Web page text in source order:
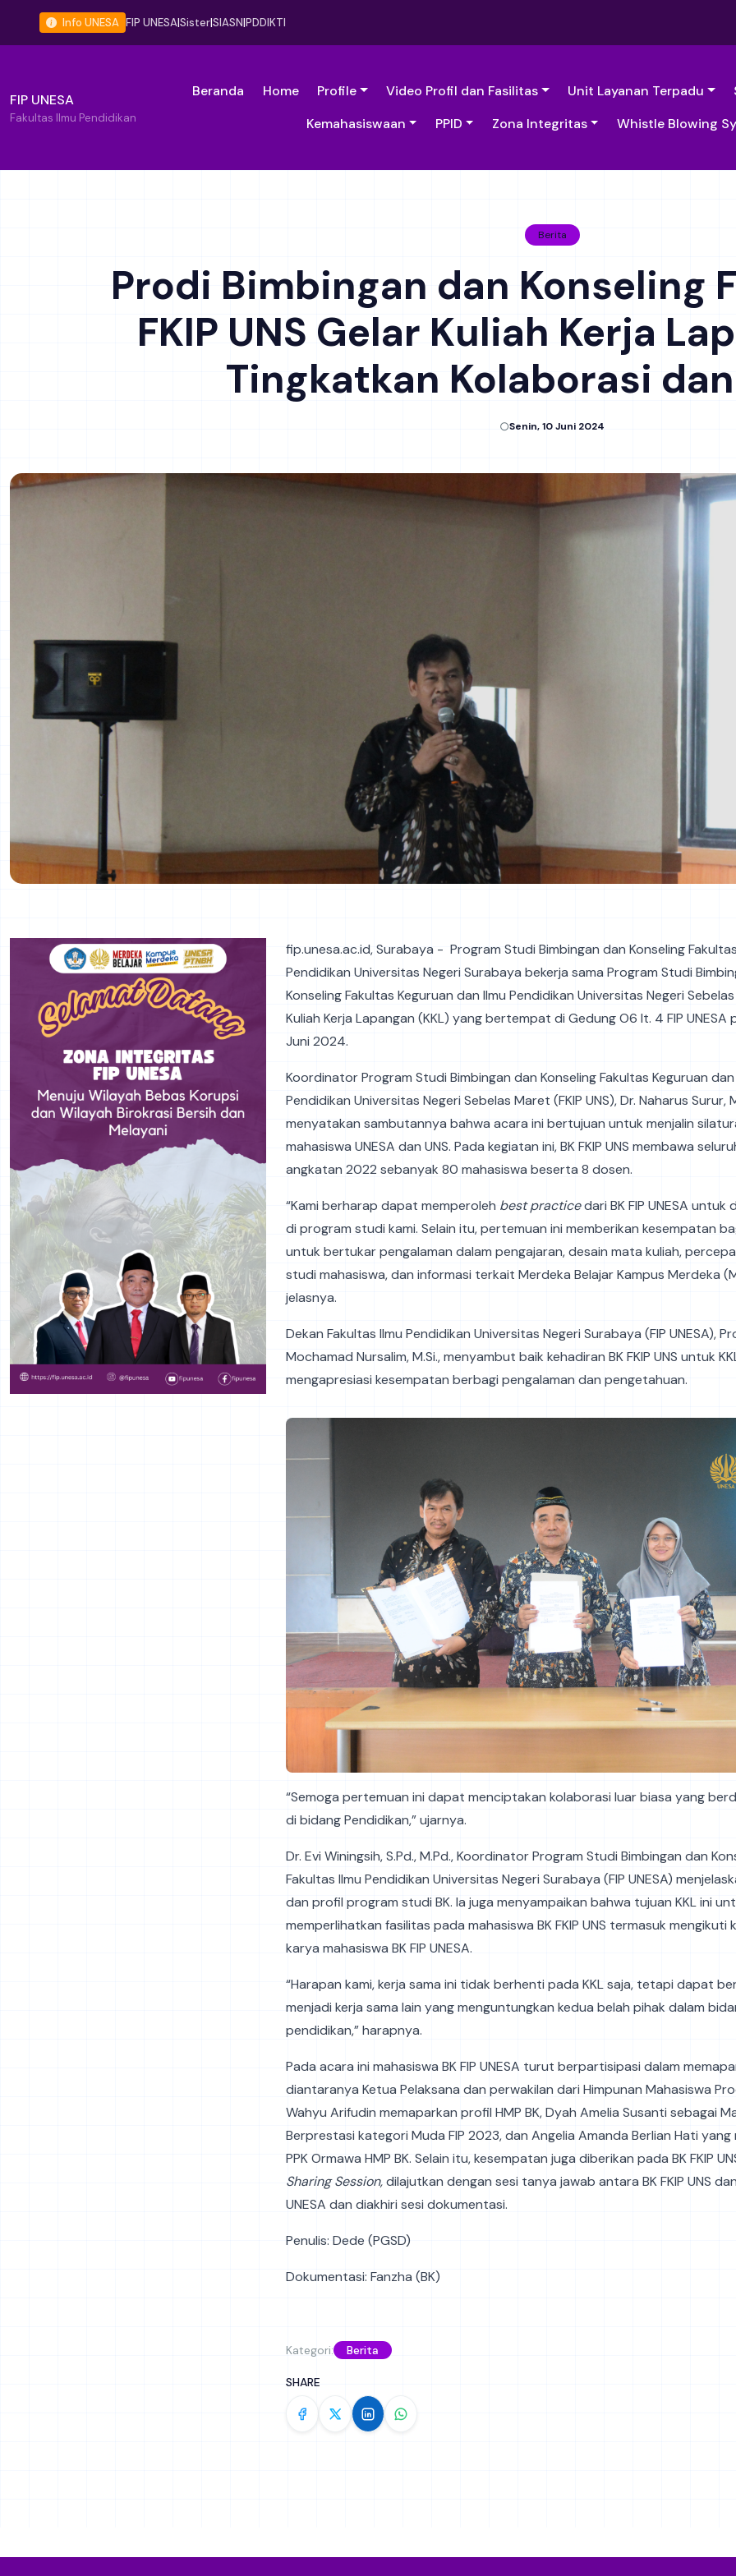
Info UNESA FIP UNESA|Sister|SIASN|PDDIKTI
FIP UNESA
Fakultas Ilmu Pendidikan
Beranda Home Profile Video Profil dan Fasilitas Unit Layanan Terpadu
Kemahasiswaan
PPID Zona Integritas Whistle Blowing
Berita
Prodi Bimbingan dan Konseling
FKIP UNS Gelar Kuliah Kerja
Tingkatkan Kolaborasi
Senin, 10 Juni 2024
fip.unesa.ac.id, Surabaya - Program Studi Bimbingan dan Konseling
Pendidikan Universitas Negeri Surabaya bekerja sama Program Studi
Konseling Fakultas Keguruan dan Ilmu Pendidikan Universitas Negeri
Kuliah Kerja Lapangan (KKL) yang bertempat di Gedung O6 lt. 4 FIP UNESA
Juni 2024.
Koordinator Program Studi Bimbingan dan Konseling Fakultas Keguruan dan
Pendidikan Universitas Negeri Sebelas Maret (FKIP UNS), Dr. Naharus Surur,
menyatakan sambutannya bahwa acara ini bertujuan untuk menjalin
mahasiswa UNESA dan UNS. Pada kegiatan ini, BK FKIP UNS membawa
angkatan 2022 sebanyak 80 mahasiswa beserta 8 dosen.
“Kami berharap dapat memperoleh best practicedari BK FIP UNESA untuk
di program studi kami. Selain itu, pertemuan ini memberikan kesempatan
untuk bertukar pengalaman dalam pengajaran, desain mata kuliah,
studi mahasiswa, dan informasi terkait Merdeka Belajar Kampus Merdeka
jelasnya.
Dekan Fakultas Ilmu Pendidikan Universitas Negeri Surabaya (FIP UNESA),
Mochamad Nursalim, M.Si., menyambut baik kehadiran BK FKIP UNS untuk
mengapresiasi kesempatan berbagi pengalaman dan pengetahuan.
“Semoga pertemuan ini dapat menciptakan kolaborasi luar biasa yang
di bidang Pendidikan,” ujarnya.
Dr. Evi Winingsih, S.Pd., M.Pd., Koordinator Program Studi Bimbingan dan
Fakultas Ilmu Pendidikan Universitas Negeri Surabaya (FIP UNESA)
dan profil program studi BK. Ia juga menyampaikan bahwa tujuan KKL ini
memperlihatkan fasilitas pada mahasiswa BK FKIP UNS termasuk mengikuti
karya mahasiswa BK FIP UNESA.
“Harapan kami, kerja sama ini tidak berhenti pada KKL saja, tetapi dapat
menjadi kerja sama lain yang menguntungkan kedua belah pihak dalam
pendidikan,” harapnya.
Pada acara ini mahasiswa BK FIP UNESA turut berpartisipasi dalam
diantaranya Ketua Pelaksana dan perwakilan dari Himpunan Mahasiswa
Wahyu Arifudin memaparkan profil HMP BK, Dyah Amelia Susanti sebagai
Berprestasi kategori Muda FIP 2023, dan Angelia Amanda Berlian Hati yang
PPK Ormawa HMP BK. Selain itu, kesempatan juga diberikan pada BK FKIP
Sharing Session,dilajutkan dengan sesi tanya jawab antara BK FKIP UNS dan
UNESA dan diakhiri sesi dokumentasi.
Penulis: Dede (PGSD)
Dokumentasi: Fanzha (BK)
Kategori: Berita
SHARE